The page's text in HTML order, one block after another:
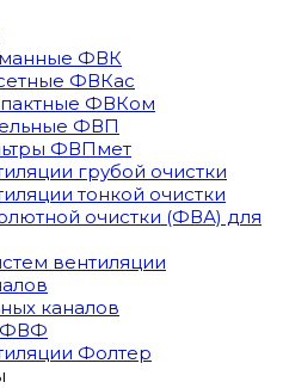
ФВК
ФВКас
ФВКом
ФВП
ФВПмет
грубой очистки
тонкой очистки
очистки (ФВА) для
вентиляции
каналов
ФВФ
Фолтер